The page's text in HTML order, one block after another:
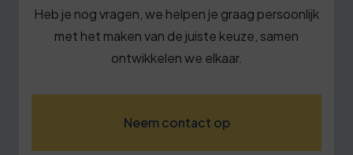
Heb je nog vragen, we helpen je graag persoonlijk
met het maken van de juiste keuze, samen
ontwikkelen we elkaar.
Neem contact op